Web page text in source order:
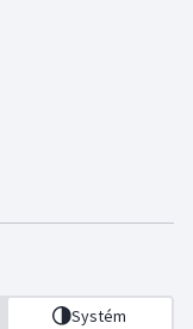
Systém